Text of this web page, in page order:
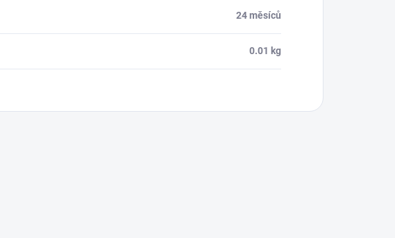
24 měsíců
0.01 kg